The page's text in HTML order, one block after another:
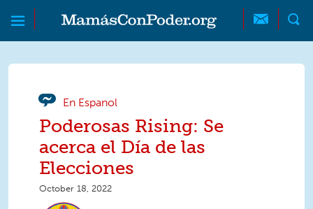
Skip to main content
Skip to main content
MamásConPoder
En Espanol
Poderosas Rising: Se
acerca el Día de las
Elecciones
October 18, 2022